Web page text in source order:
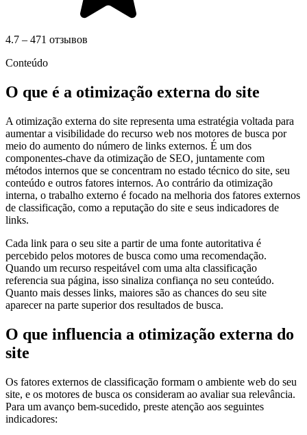
4.7 – 471 отзывов
Conteúdo
O que é a otimização externa do site
A otimização externa do site representa uma estratégia voltada para
aumentar a visibilidade do recurso web nos motores de busca por
meio do aumento do número de links externos. É um dos
componentes-chave da otimização de SEO, juntamente com
métodos internos que se concentram no estado técnico do site, seu
conteúdo e outros fatores internos. Ao contrário da otimização
interna, o trabalho externo é focado na melhoria dos fatores externos
de classificação, como a reputação do site e seus indicadores de
links.
Cada link para o seu site a partir de uma fonte autoritativa é
percebido pelos motores de busca como uma recomendação.
Quando um recurso respeitável com uma alta classificação
referencia sua página, isso sinaliza confiança no seu conteúdo.
Quanto mais desses links, maiores são as chances do seu site
aparecer na parte superior dos resultados de busca.
O que influencia a otimização externa do
site
Os fatores externos de classificação formam o ambiente web do seu
site, e os motores de busca os consideram ao avaliar sua relevância.
Para um avanço bem-sucedido, preste atenção aos seguintes
indicadores: